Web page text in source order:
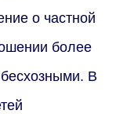
о частной
более
В